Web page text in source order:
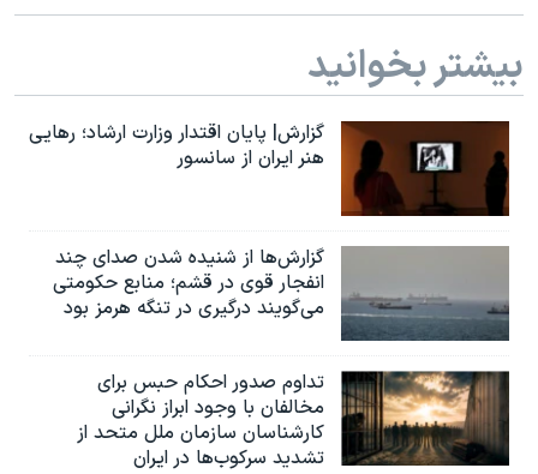
بیشتر بخوانید
گزارش| پایان اقتدار وزارت ارشاد؛ رهایی
هنر ایران از سانسور
گزارش‌ها از شنیده شدن صدای چند
انفجار قوی در قشم؛ منابع حکومتی
می‌گویند درگیری در تنگه هرمز بود
تداوم صدور احکام حبس برای
مخالفان با وجود ابراز نگرانی
کارشناسان سازمان ملل متحد از
تشدید سرکوب‌ها در ایران